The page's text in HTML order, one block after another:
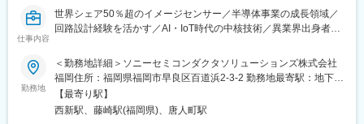
に新機能を顧客へ提案行い、設計へ落とし込み開発完遂する差異
化製品開発を担当頂きます。
その中で、昨今、回路の機能検証技術に課題を抱えており、検証
スCによる一致検証などの検証自動化手法の変革を担当しており
ます。
■描けるキャリアパス：
仕事内容
世界シェア50％超のイメージセンサー／半導体事業の成長領域／
回路設計経験を活かす／AI・IoT時代の中核技術／異業界出身者歓
務×フレックス勤務
【ご経験を考慮して、最適なポジションの検討致します】
（ポジション例）
異業界からの入社者も増えております！ご興味をお持ちの方は是
勤務地
＜勤務地詳細＞ソニーセミコンダクタソリューションズ株式会社
福岡住所：福岡県福岡市早良区百道浜2-3-2 勤務地最寄駅：地下鉄
空港線／西新駅受動喫煙対策：屋内全面禁煙変更の範囲：会社の
定める事業所（リモートワーク含む）
【最寄り駅】
西新駅、藤崎駅(福岡県)、唐人町駅